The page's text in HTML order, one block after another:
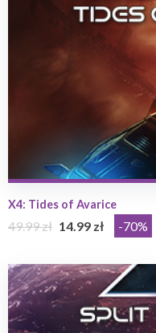
X4: Tides of Avarice
49.99 zł 14.99 zł -70%